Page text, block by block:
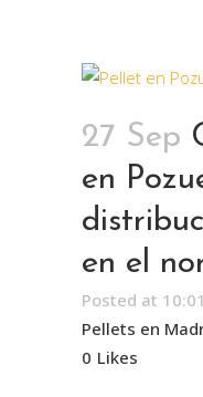
27 Sep
en
en el
Posted at
Pellets en
0 Likes